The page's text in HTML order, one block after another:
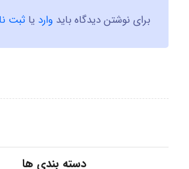
برای نوشتن دیدگاه باید وارد یا ثبت
دسته بندی ها